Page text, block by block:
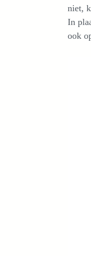
niet,
In
ook